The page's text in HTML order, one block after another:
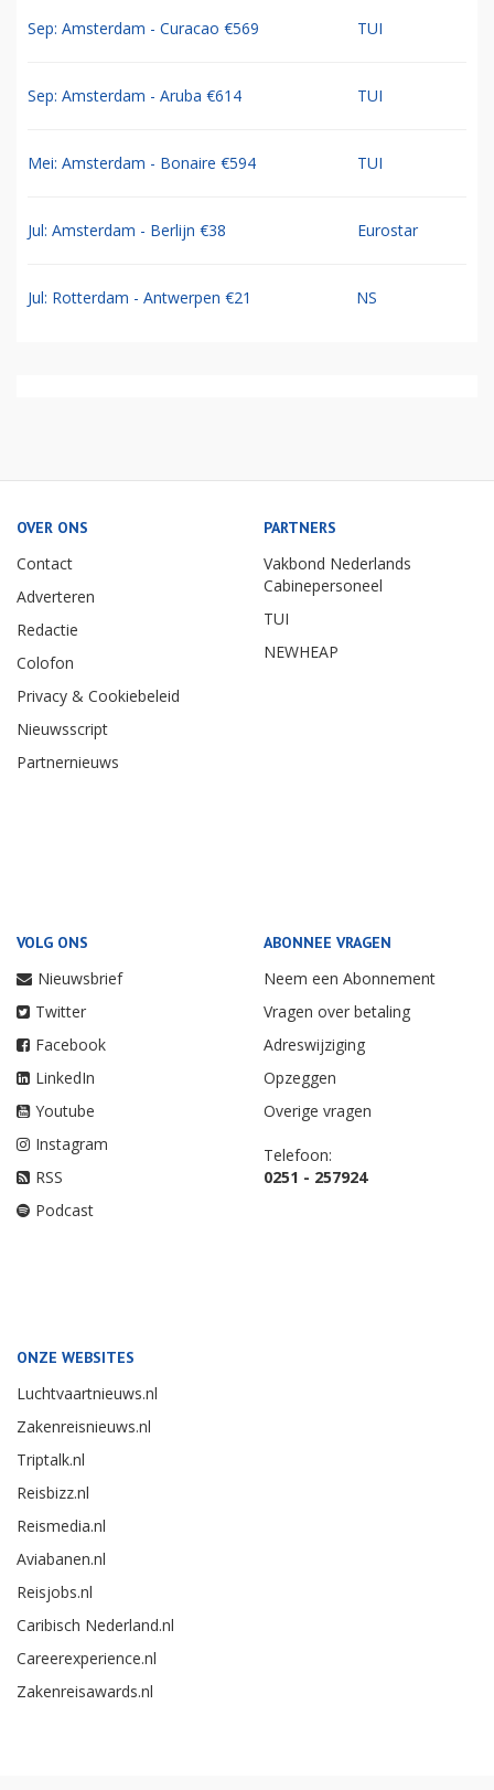
Sep: Amsterdam - Curacao €569 TUI
Sep: Amsterdam - Aruba €614 TUI
Mei: Amsterdam - Bonaire €594 TUI
Jul: Amsterdam - Berlijn €38 Eurostar
Jul: Rotterdam - Antwerpen €21 NS
OVER ONS
Contact
Adverteren
Redactie
Colofon
Privacy & Cookiebeleid
Nieuwsscript
Partnernieuws
PARTNERS
Vakbond Nederlands
Cabinepersoneel
TUI
NEWHEAP
VOLG ONS
Nieuwsbrief
Twitter
Facebook
LinkedIn
Youtube
Instagram
RSS
Podcast
ABONNEE VRAGEN
Neem een Abonnement
Vragen over betaling
Adreswijziging
Opzeggen
Overige vragen
Telefoon:
0251 - 257924
ONZE WEBSITES
Luchtvaartnieuws.nl
Zakenreisnieuws.nl
Triptalk.nl
Reisbizz.nl
Reismedia.nl
Aviabanen.nl
Reisjobs.nl
Caribisch Nederland.nl
Careerexperience.nl
Zakenreisawards.nl